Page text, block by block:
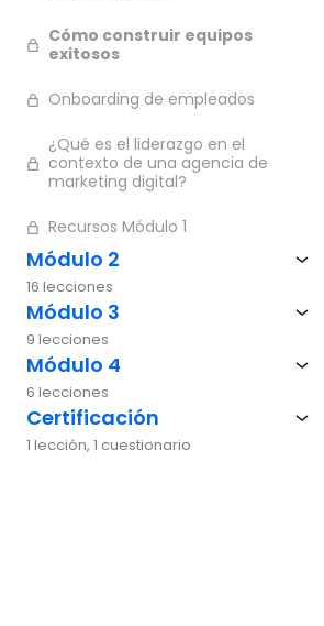
Cómo construir equipos
exitosos
Onboarding de empleados
¿Qué es el liderazgo en el
contexto de una agencia de
marketing digital?
Recursos Módulo 1
Módulo 2
16 lecciones
Módulo 3
9 lecciones
Módulo 4
6 lecciones
Certificación
1 lección, 1 cuestionario